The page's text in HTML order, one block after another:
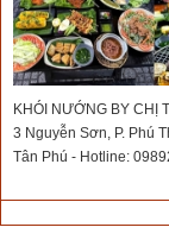
KHÓI NƯỚNG BY CHỊ
3 Nguyễn Sơn, P. Phú
Tân Phú - Hotline: